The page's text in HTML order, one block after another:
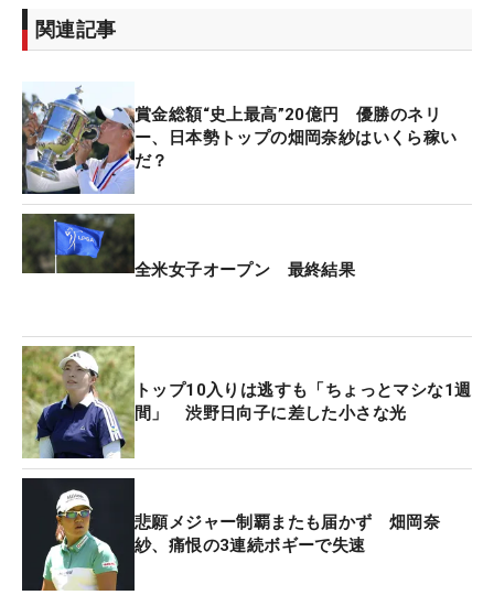
またもメジャー初制覇はお預けとなり、その悔しさ
は計り知れない。ラウンド後のインタビューでは、
が、上田の目にはいつもと違う雰囲気が映っていた
ようだ。
「すごく冷静な彼女ですら、葛藤があったり、（ス
コアを）狙わされてしまう状況がある。その中でプ
レーすることが、やはり冷静さを欠いてしまうんだ
なと思いました」
畑岡はラウンド中も冷静沈着で、表情を変えること
なく淡々とプレーするスタイル。しかし畑岡本人も
言うように、「パーを拾いながらチャンスを待つこ
とが難しくなってきた」と、後半にかけていつも通
りのプレーはできなくなっていった。そうした普段
とは違う様子を、上田は感じ取っていたようだ。
その後半の3連続ボギーで事実上優勝争いから脱落
してしまったが、上位勢も思いのほか大きくスコア
関連記事
賞金総額“史上最高”20億円 優勝のネリ
ー、日本勢トップの畑岡奈紗はいくら稼い
だ？
全米女子オープン 最終結果
トップ10入りは逃すも「ちょっとマシな1週
間」 渋野日向子に差した小さな光
悲願メジャー制覇またも届かず 畑岡奈
紗、痛恨の3連続ボギーで失速